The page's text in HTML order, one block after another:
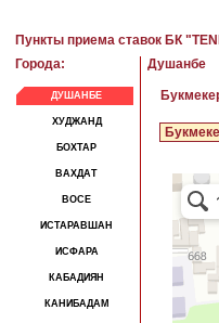
Пункты приема ставок БК
Города:
ДУШАНБЕ
ХУДЖАНД
БОХТАР
ВАХДАТ
ВОСЕ
ИСТАРАВШАН
ИСФАРА
КАБАДИЯН
КАНИБАДАМ
Душанбе